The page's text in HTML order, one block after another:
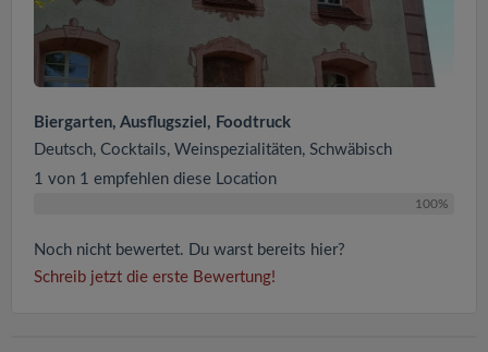
Biergarten, Ausflugsziel, Foodtruck
Deutsch, Cocktails, Weinspezialitäten, Schwäbisch
1 von 1 empfehlen diese Location
100%
Noch nicht bewertet. Du warst bereits hier?
Schreib jetzt die erste Bewertung!